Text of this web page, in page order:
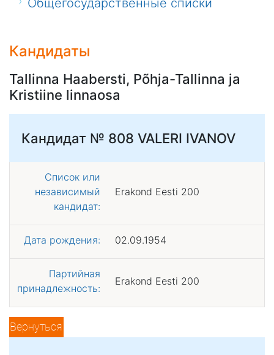
Общегосударственные списки
Кандидаты
Tallinna Haabersti, Põhja-Tallinna ja
Kristiine linnaosa
Кандидат № 808 VALERI IVANOV
Список или
независимый
кандидат:
Erakond Eesti 200
Дата рождения: 02.09.1954
Партийная
принадлежность:
Erakond Eesti 200
Вернуться